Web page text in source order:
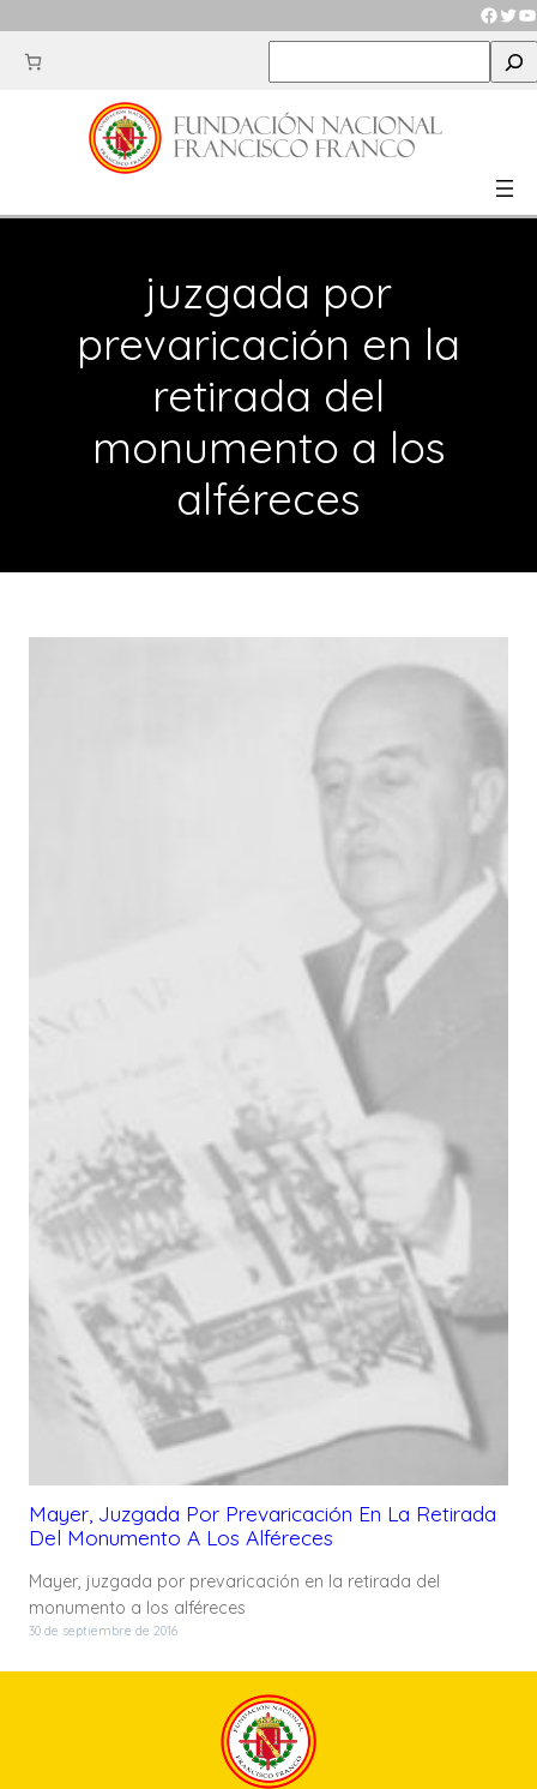
al
contenido
e
r
c
juzgada por
prevaricación en la
retirada del
monumento a los
alféreces
Mayer, Juzgada Por Prevaricación En La Retirada
Del Monumento A Los Alféreces
Mayer, juzgada por prevaricación en la retirada del
monumento a los alféreces
30 de septiembre de 2016